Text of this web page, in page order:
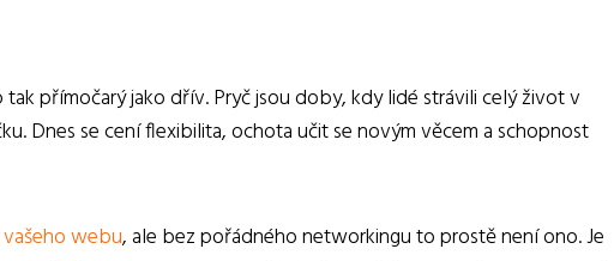
přímočarý jako dřív. Pryč jsou doby, kdy lidé strávili celý život v
Dnes se cení flexibilita, ochota učit se novým věcem a schopnost
webu, ale bez pořádného networkingu to prostě není ono. Je